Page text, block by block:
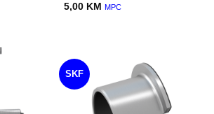
5,00 KM MPC
SKF